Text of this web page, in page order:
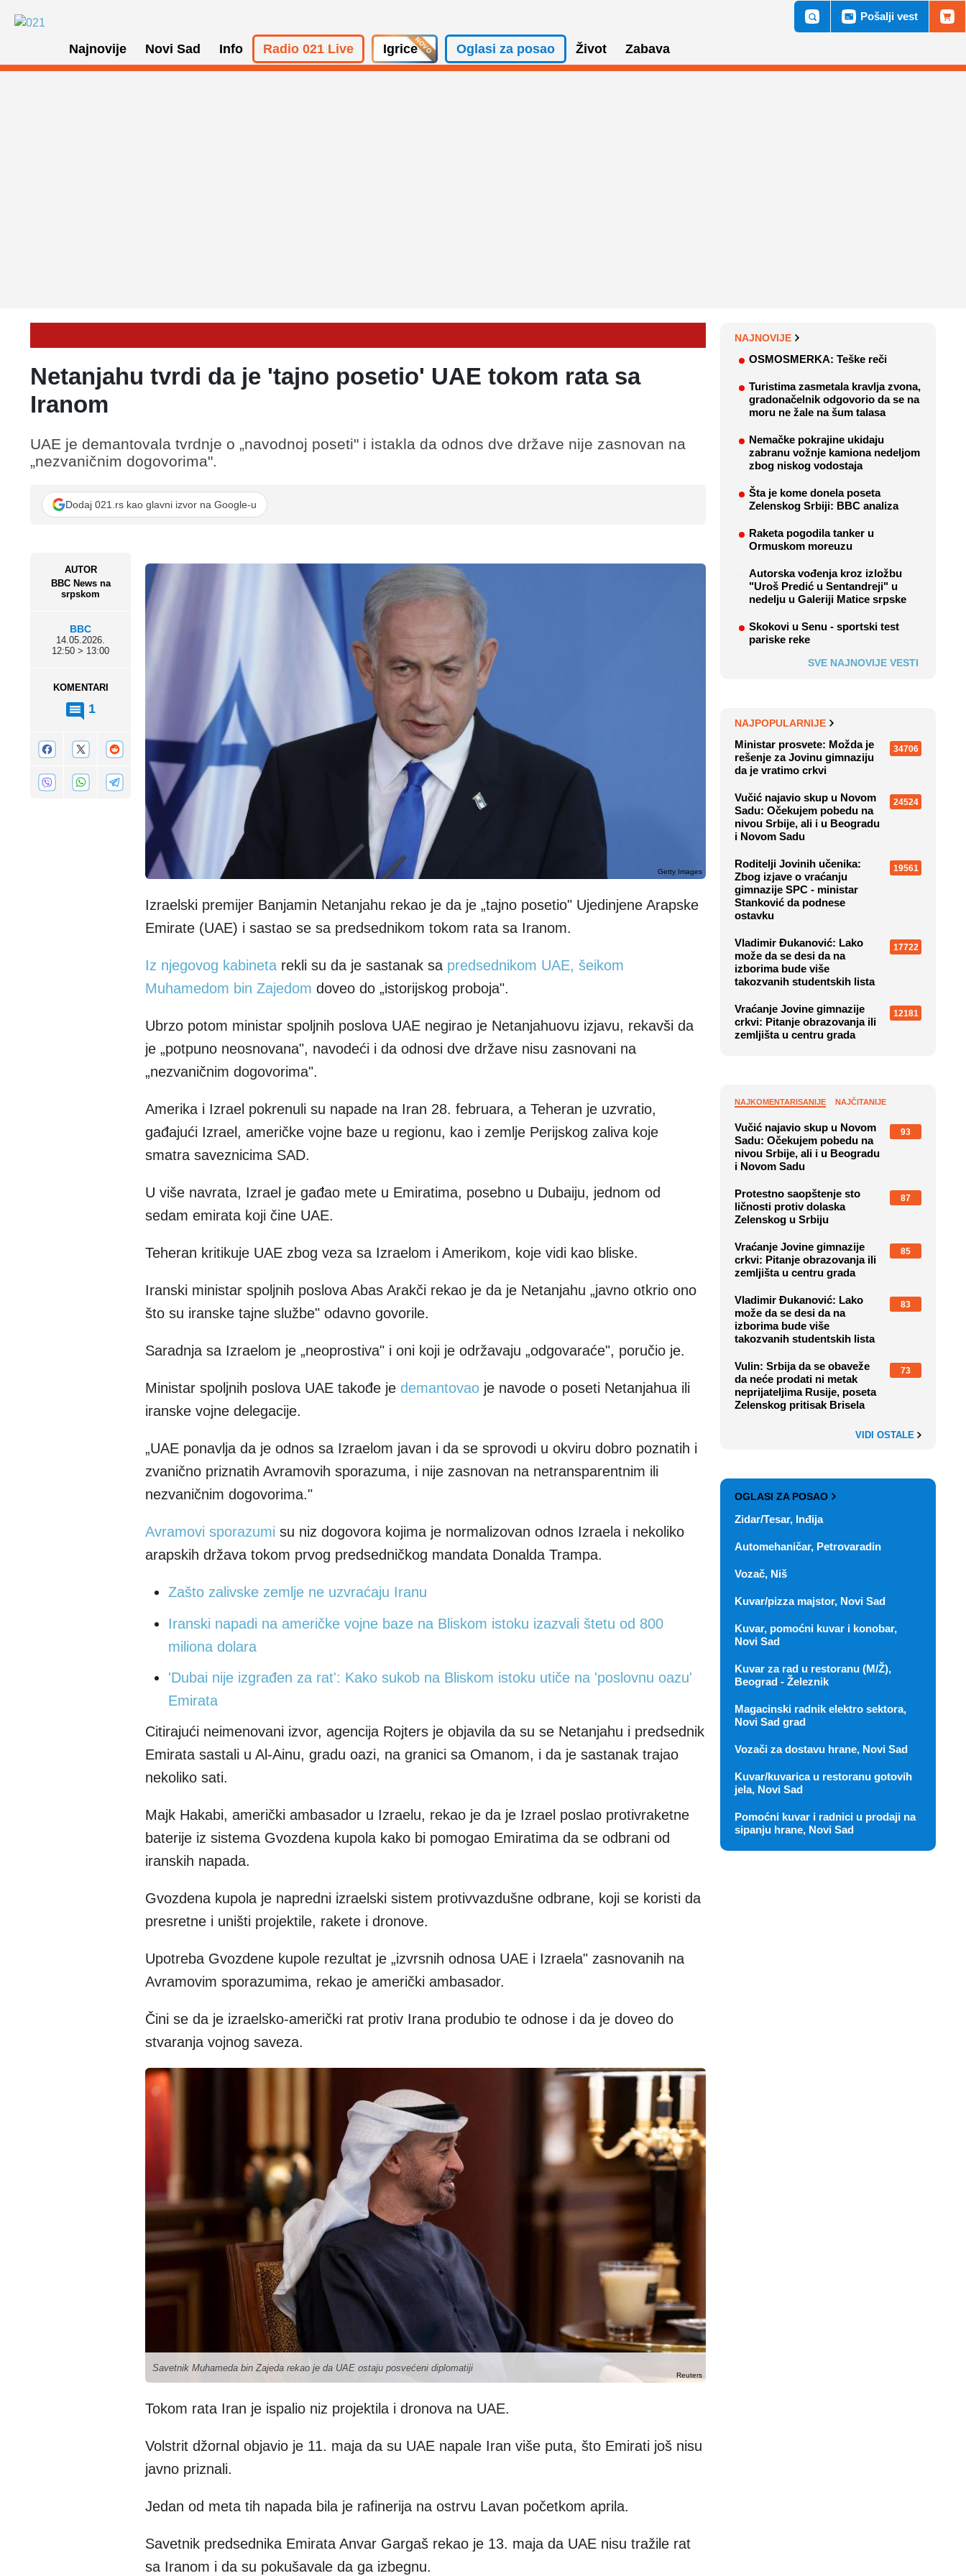
Najnovije Novi Sad Info Radio 021 Live Igrice Oglasi za posao Život Zabava
Pošalji vest
Netanjahu tvrdi da je 'tajno posetio' UAE tokom rata sa
Iranom
AUTOR
BBC News na
srpskom
BBC
14.05.2026.
12:50 > 13:00
KOMENTARI
1
UAE je demantovala tvrdnje o „navodnoj poseti" i istakla da odnos dve države nije zasnovan na
„nezvaničnim dogovorima".
Dodaj 021.rs kao glavni izvor na Google-u
Getty Images
Izraelski premijer Banjamin Netanjahu rekao je da je „tajno posetio" Ujedinjene Arapske
Emirate (UAE) i sastao se sa predsednikom tokom rata sa Iranom.
Iz njegovog kabineta rekli su da je sastanak sa predsednikom UAE, šeikom
Muhamedom bin Zajedom doveo do „istorijskog proboja".
Ubrzo potom ministar spoljnih poslova UAE negirao je Netanjahuovu izjavu, rekavši da
je „potpuno neosnovana", navodeći i da odnosi dve države nisu zasnovani na
„nezvaničnim dogovorima".
Amerika i Izrael pokrenuli su napade na Iran 28. februara, a Teheran je uzvratio,
gađajući Izrael, američke vojne baze u regionu, kao i zemlje Perijskog zaliva koje
smatra saveznicima SAD.
U više navrata, Izrael je gađao mete u Emiratima, posebno u Dubaiju, jednom od
sedam emirata koji čine UAE.
Teheran kritikuje UAE zbog veza sa Izraelom i Amerikom, koje vidi kao bliske.
Iranski ministar spoljnih poslova Abas Arakči rekao je da je Netanjahu „javno otkrio ono
što su iranske tajne službe" odavno govorile.
Saradnja sa Izraelom je „neoprostiva" i oni koji je održavaju „odgovaraće", poručio je.
Ministar spoljnih poslova UAE takođe je demantovao je navode o poseti Netanjahua ili
iranske vojne delegacije.
„UAE ponavlja da je odnos sa Izraelom javan i da se sprovodi u okviru dobro poznatih i
zvanično priznatih Avramovih sporazuma, i nije zasnovan na netransparentnim ili
nezvaničnim dogovorima."
Avramovi sporazumi su niz dogovora kojima je normalizovan odnos Izraela i nekoliko
arapskih država tokom prvog predsedničkog mandata Donalda Trampa.
Zašto zalivske zemlje ne uzvraćaju Iranu
Iranski napadi na američke vojne baze na Bliskom istoku izazvali štetu od 800
miliona dolara
'Dubai nije izgrađen za rat': Kako sukob na Bliskom istoku utiče na 'poslovnu oazu'
Emirata
Citirajući neimenovani izvor, agencija Rojters je objavila da su se Netanjahu i predsednik
Emirata sastali u Al-Ainu, gradu oazi, na granici sa Omanom, i da je sastanak trajao
nekoliko sati.
Majk Hakabi, američki ambasador u Izraelu, rekao je da je Izrael poslao protivraketne
baterije iz sistema Gvozdena kupola kako bi pomogao Emiratima da se odbrani od
iranskih napada.
Gvozdena kupola je napredni izraelski sistem protivvazdušne odbrane, koji se koristi da
presretne i uništi projektile, rakete i dronove.
Upotreba Gvozdene kupole rezultat je „izvrsnih odnosa UAE i Izraela" zasnovanih na
Avramovim sporazumima, rekao je američki ambasador.
Čini se da je izraelsko-američki rat protiv Irana produbio te odnose i da je doveo do
stvaranja vojnog saveza.
Reuters
Savetnik Muhameda bin Zajeda rekao je da UAE ostaju posvećeni diplomatiji
Tokom rata Iran je ispalio niz projektila i dronova na UAE.
Volstrit džornal objavio je 11. maja da su UAE napale Iran više puta, što Emirati još nisu
javno priznali.
Jedan od meta tih napada bila je rafinerija na ostrvu Lavan početkom aprila.
Savetnik predsednika Emirata Anvar Gargaš rekao je 13. maja da UAE nisu tražile rat
sa Iranom i da su pokušavale da ga izbegnu.
NAJNOVIJE
OSMOSMERKA: Teške reči
Turistima zasmetala kravlja zvona,
gradonačelnik odgovorio da se na
moru ne žale na šum talasa
Nemačke pokrajine ukidaju
zabranu vožnje kamiona nedeljom
zbog niskog vodostaja
Šta je kome donela poseta
Zelenskog Srbiji: BBC analiza
Raketa pogodila tanker u
Ormuskom moreuzu
Autorska vođenja kroz izložbu
"Uroš Predić u Sentandreji" u
nedelju u Galeriji Matice srpske
Skokovi u Senu - sportski test
pariske reke
SVE NAJNOVIJE VESTI
NAJPOPULARNIJE
Ministar prosvete: Možda je
rešenje za Jovinu gimnaziju
da je vratimo crkvi
34706
Vučić najavio skup u Novom
Sadu: Očekujem pobedu na
nivou Srbije, ali i u Beogradu
i Novom Sadu
24524
Roditelji Jovinih učenika:
Zbog izjave o vraćanju
gimnazije SPC - ministar
Stanković da podnese
ostavku
19561
Vladimir Đukanović: Lako
može da se desi da na
izborima bude više
takozvanih studentskih lista
17722
Vraćanje Jovine gimnazije
crkvi: Pitanje obrazovanja ili
zemljišta u centru grada
12181
NAJKOMENTARISANIJE NAJČITANIJE
Vučić najavio skup u Novom
Sadu: Očekujem pobedu na
nivou Srbije, ali i u Beogradu
i Novom Sadu
93
Protestno saopštenje sto
ličnosti protiv dolaska
Zelenskog u Srbiju
87
Vraćanje Jovine gimnazije
crkvi: Pitanje obrazovanja ili
zemljišta u centru grada
85
Vladimir Đukanović: Lako
može da se desi da na
izborima bude više
takozvanih studentskih lista
83
Vulin: Srbija da se obaveže
da neće prodati ni metak
neprijateljima Rusije, poseta
Zelenskog pritisak Brisela
73
VIDI OSTALE
OGLASI ZA POSAO
Zidar/Tesar, Inđija
Automehaničar, Petrovaradin
Vozač, Niš
Kuvar/pizza majstor, Novi Sad
Kuvar, pomoćni kuvar i konobar,
Novi Sad
Kuvar za rad u restoranu (M/Ž),
Beograd - Železnik
Magacinski radnik elektro sektora,
Novi Sad grad
Vozači za dostavu hrane, Novi Sad
Kuvar/kuvarica u restoranu gotovih
jela, Novi Sad
Pomoćni kuvar i radnici u prodaji na
sipanju hrane, Novi Sad